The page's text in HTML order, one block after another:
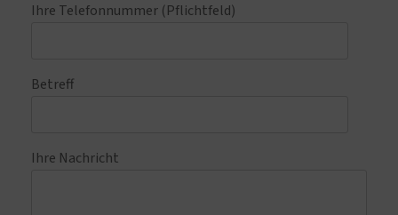
Ihre Telefonnummer (Pflichtfeld)
Betreff
Ihre Nachricht